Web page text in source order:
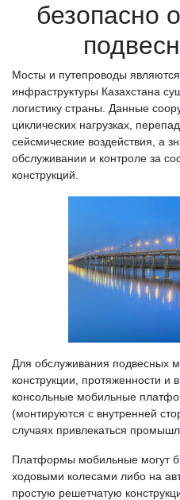
безопасно
Мосты и путепроводы
инфраструктуры Казахстана
логистику страны. Данные
циклических нагрузках,
сейсмические воздействия, а
обслуживании и контроле за
конструкций.
Для обслуживания подвесных
конструкции, протяженности и
консольные мобильные
(монтируются с внутренней
случаях привлекаться
Платформы мобильные могут
ходовыми колесами либо на
простую решетчатую